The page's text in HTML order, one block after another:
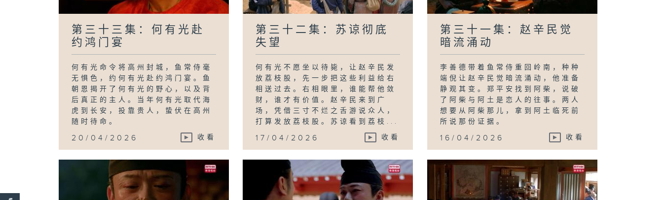
第三十三集：何有光赴
约鸿门宴
何有光命令将高州封城，鱼常侍毫
无惧色，约何有光赴约鸿门宴。鱼
朝恩揭开了何有光的野心，以及背
后真正的主人。当年何有光取代海
虎到长安，投靠贵人，蛰伏在高州
随时待命。
20/04/2026 收看
第三十二集：苏谅彻底
失望
何有光不愿坐以待毙，让赵辛民发
放荔枝股，先一步把这些利益给右
相送过去。右相眼里，谁能帮他敛
财，谁才有价值。赵辛民来到广
场，凭借三寸不烂之舌游说众人，
打算发放荔枝股。苏谅看到荔枝...
17/04/2026 收看
第三十一集：赵辛民觉
暗流涌动
李善德带着鱼常侍重回岭南，种种
端倪让赵辛民觉暗流涌动，他准备
静观其变。郑平安找到阿柴，说破
了阿柴与阿土是恋人的往事。两人
想要从阿柴那儿，拿到阿土临死前
所说那份证据。
16/04/2026 收看